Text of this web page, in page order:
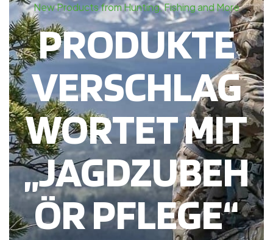
New Products from Hunting, Fishing and More
PRODUKTE
VERSCHLAG
WORTET MIT
„JAGDZUBEH
ÖR PFLEGE“